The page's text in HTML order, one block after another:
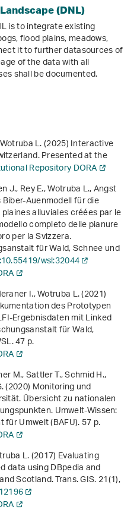
(DNL)
is to integrate existing
flood plains, meadows,
it to further datasources of
of the data with all
shall be documented.
L. (2025) Interactive
Presented at the
Repository DORA
J., Rey E., Wotruba L., Angst
Auenmodell für die
alluviales créées par le
completo delle pianure
per la Svizzera.
für Wald, Schnee und
wsl:32044
I., Wotruba L. (2021)
des Prototypen
Ergebnisdaten mit Linked
für Wald,
47 p.
M., Sattler T., Schmid H.,
(2020)Monitoring und
Übersicht zu nationalen
. Umwelt-Wissen:
für Umwelt (BAFU). 57 p.
L. (2017) Evaluating
data using DBpedia and
Scotland. Trans. GIS.21(1),